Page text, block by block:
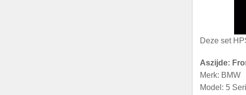
Deze set
Aszijde:
Merk: BMW
Model: 5